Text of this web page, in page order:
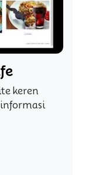
keren